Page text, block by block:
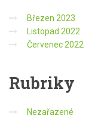
Březen 2023
Listopad 2022
Červenec 2022
Rubriky
Nezařazené